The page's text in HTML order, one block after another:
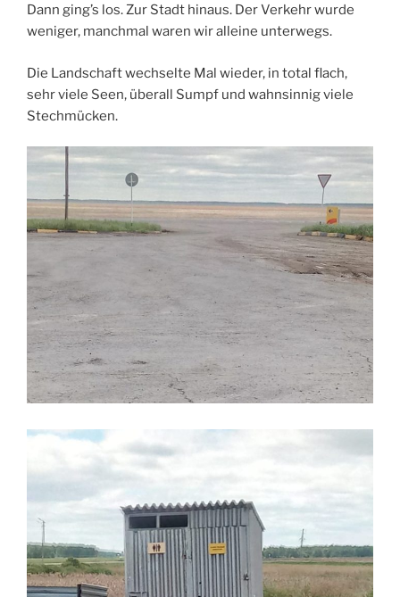
Dann ging’s los. Zur Stadt hinaus. Der Verkehr wurde
weniger, manchmal waren wir alleine unterwegs.
Die Landschaft wechselte Mal wieder, in total flach,
sehr viele Seen, überall Sumpf und wahnsinnig viele
Stechmücken.